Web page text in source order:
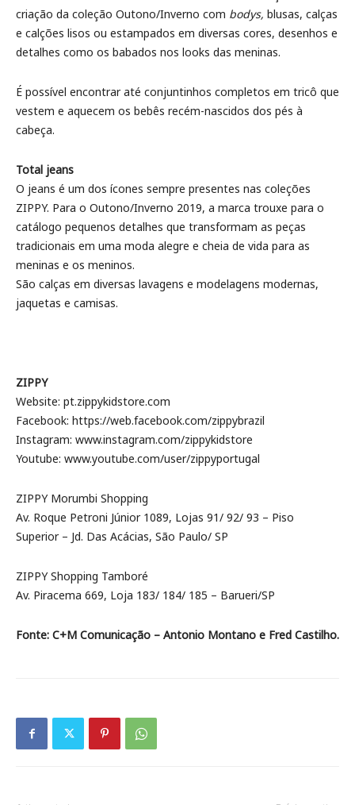
criação da coleção Outono/Inverno com bodys, blusas, calças
e calções lisos ou estampados em diversas cores, desenhos e
detalhes como os babados nos looks das meninas.
É possível encontrar até conjuntinhos completos em tricô que
vestem e aquecem os bebês recém-nascidos dos pés à
cabeça.
Total jeans
O jeans é um dos ícones sempre presentes nas coleções
ZIPPY. Para o Outono/Inverno 2019, a marca trouxe para o
catálogo pequenos detalhes que transformam as peças
tradicionais em uma moda alegre e cheia de vida para as
meninas e os meninos.
São calças em diversas lavagens e modelagens modernas,
jaquetas e camisas.
ZIPPY
Website: pt.zippykidstore.com
Facebook: https://web.facebook.com/zippybrazil
Instagram: www.instagram.com/zippykidstore
Youtube: www.youtube.com/user/zippyportugal
ZIPPY Morumbi Shopping
Av. Roque Petroni Júnior 1089, Lojas 91/ 92/ 93 – Piso
Superior – Jd. Das Acácias, São Paulo/ SP
ZIPPY Shopping Tamboré
Av. Piracema 669, Loja 183/ 184/ 185 – Barueri/SP
Fonte: C+M Comunicação – Antonio Montano e Fred Castilho.